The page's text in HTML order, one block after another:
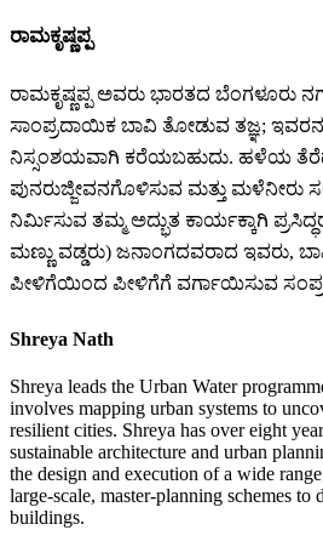
ರಾಮಕೃಷ್ಣಪ್ಪ
ರಾಮಕೃಷ್ಣಪ್ಪ ಅವರು ಭಾರತದ ಬೆಂಗಳೂರು
ಸಾಂಪ್ರದಾಯಿಕ ಬಾವಿ ತೋಡುವ ತಜ್ಞ;
ನಿಸ್ಸಂಶಯವಾಗಿ ಕರೆಯಬಹುದು. ಹಳೆಯ
ಪುನರುಜ್ಜೀವನಗೊಳಿಸುವ ಮತ್ತು ಮಳೆನೀರು
ನಿರ್ಮಿಸುವ ತಮ್ಮ ಅದ್ಭುತ ಕಾರ್ಯಕ್ಕಾಗಿ
ಮಣ್ಣು ವಡ್ಡರು) ಜನಾಂಗದವರಾದ ಇವರು,
ಪೀಳಿಗೆಯಿಂದ ಪೀಳಿಗೆಗೆ ವರ್ಗಾಯಿಸುವ
Shreya Nath
Shreya leads the Urban Water
involves mapping urban systems to
resilient cities. Shreya has over eight
sustainable architecture and urban
the design and execution of a wide
large-scale, master-planning schemes to
buildings.